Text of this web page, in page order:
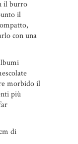
il burro
il
con una
morbido il
più
di